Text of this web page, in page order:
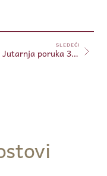
SLEDEĆI
Jutarnja poruka 31.01.2025.